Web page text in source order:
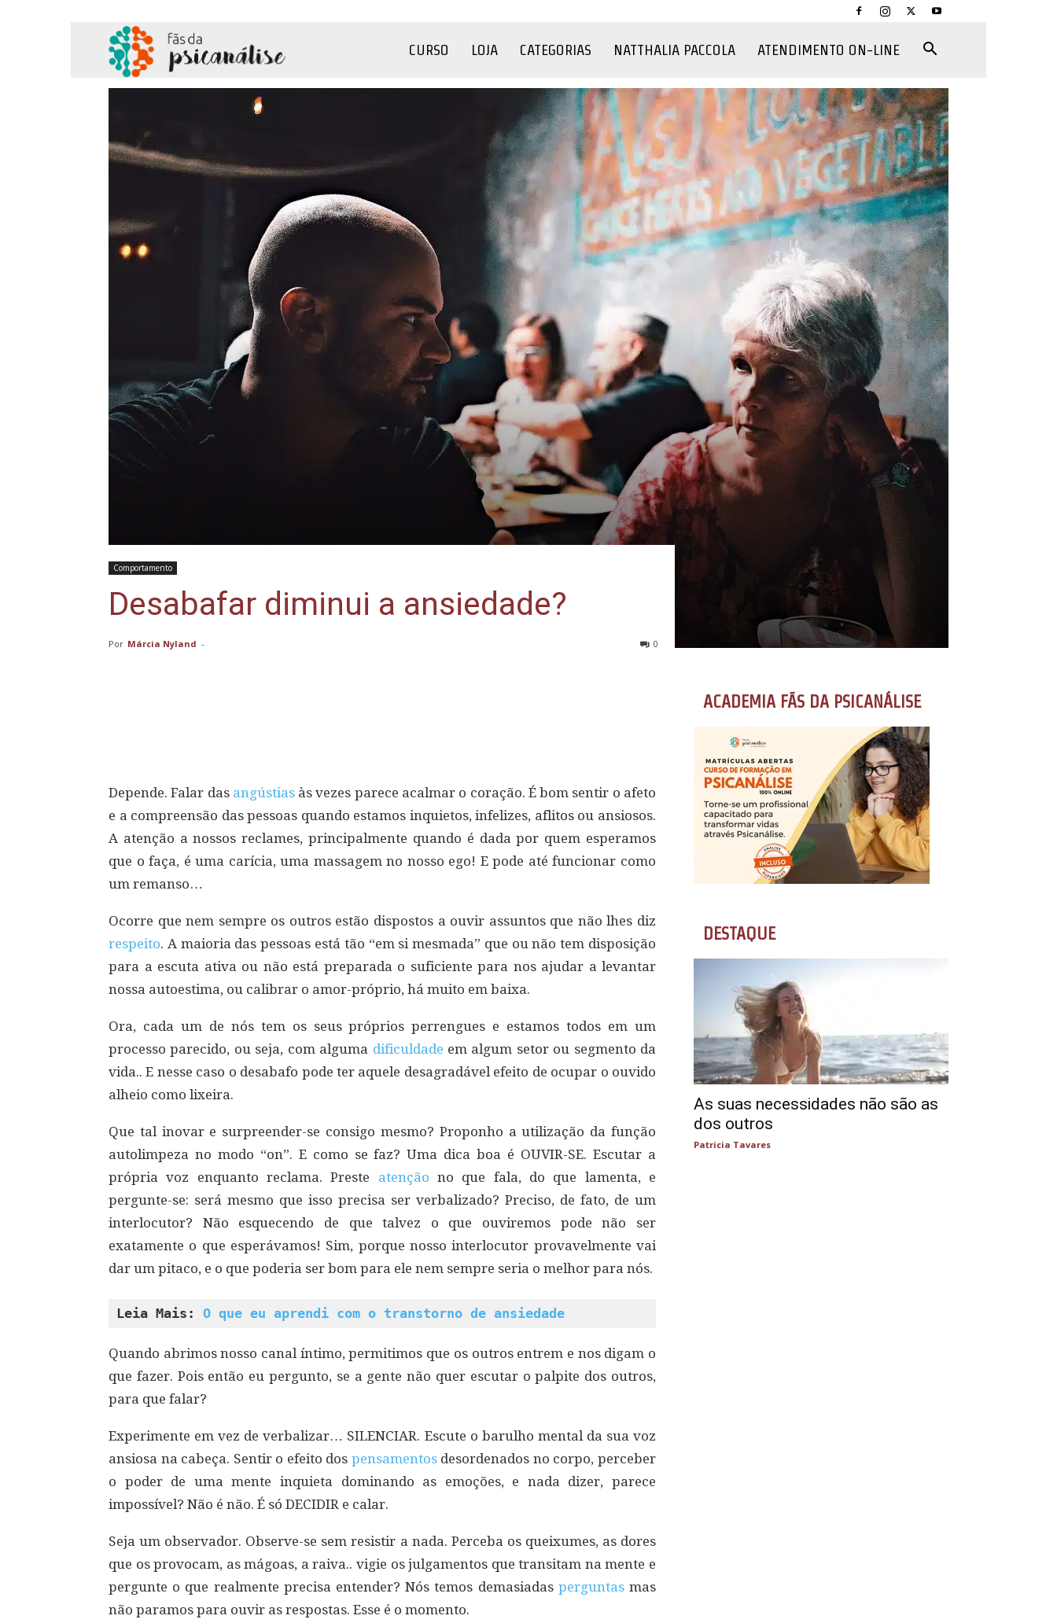
CURSO LOJA CATEGORIAS NATTHALIA PACCOLA ATENDIMENTO ON-LINE
Comportamento
Desabafar diminui a ansiedade?
Por Márcia Nyland - 0
Depende. Falar das angústias às vezes parece acalmar o coração. É bom sentir o afeto
e a compreensão das pessoas quando estamos inquietos, infelizes, aflitos ou ansiosos.
A atenção a nossos reclames, principalmente quando é dada por quem esperamos
que o faça, é uma carícia, uma massagem no nosso ego! E pode até funcionar como
um remanso…
Ocorre que nem sempre os outros estão dispostos a ouvir assuntos que não lhes diz
respeito. A maioria das pessoas está tão “em si mesmada” que ou não tem disposição
para a escuta ativa ou não está preparada o suficiente para nos ajudar a levantar
nossa autoestima, ou calibrar o amor-próprio, há muito em baixa.
Ora, cada um de nós tem os seus próprios perrengues e estamos todos em um
processo parecido, ou seja, com alguma dificuldade em algum setor ou segmento da
vida.. E nesse caso o desabafo pode ter aquele desagradável efeito de ocupar o ouvido
alheio como lixeira.
Que tal inovar e surpreender-se consigo mesmo? Proponho a utilização da função
autolimpeza no modo “on”. E como se faz? Uma dica boa é OUVIR-SE. Escutar a
própria voz enquanto reclama. Preste atençãono que fala, do que lamenta, e
pergunte-se: será mesmo que isso precisa ser verbalizado? Preciso, de fato, de um
interlocutor? Não esquecendo de que talvez o que ouviremos pode não ser
exatamente o que esperávamos! Sim, porque nosso interlocutor provavelmente vai
dar um pitaco, e o que poderia ser bom para ele nem sempre seria o melhor para nós.
Leia Mais: O que eu aprendi com o transtorno de ansiedade
Quando abrimos nosso canal íntimo, permitimos que os outros entrem e nos digam o
que fazer. Pois então eu pergunto, se a gente não quer escutar o palpite dos outros,
para que falar?
Experimente em vez de verbalizar… SILENCIAR. Escute o barulho mental da sua voz
ansiosa na cabeça. Sentir o efeito dos pensamentos desordenados no corpo, perceber
o poder de uma mente inquieta dominando as emoções, e nada dizer, parece
impossível? Não é não. É só DECIDIR e calar.
Seja um observador. Observe-se sem resistir a nada. Perceba os queixumes, as dores
que os provocam, as mágoas, a raiva.. vigie os julgamentos que transitam na mente e
pergunte o que realmente precisa entender? Nós temos demasiadas perguntasmas
não paramos para ouvir as respostas. Esse é o momento.
ACADEMIA FÃS DA PSICANÁLISE
DESTAQUE
As suas necessidades não são as
dos outros
Patricia Tavares